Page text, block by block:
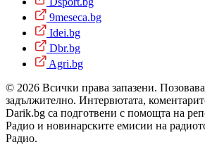
9meseca.bg
Idei.bg
Dbr.bg
Agri.bg
© 2026 Всички права запазени.
задължително. Интервютата,
Darik.bg са подготвени с помощта на
Радио и новинарските емисии на
Радио.